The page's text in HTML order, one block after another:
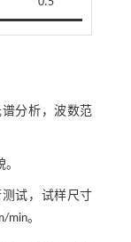
分析，波数范
测试，试样尺寸
min。